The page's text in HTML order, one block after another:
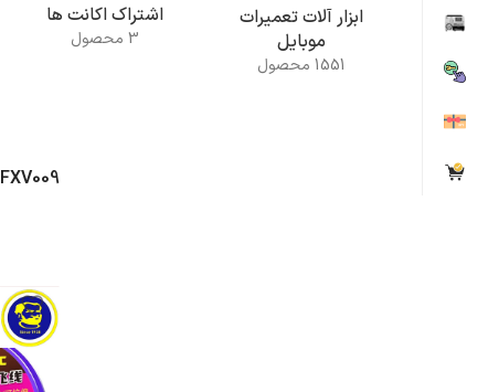
ابزار آلات تعمیرات
موبایل
1551 محصول
اشتراک اکانت ها
3 محصول
FXV009